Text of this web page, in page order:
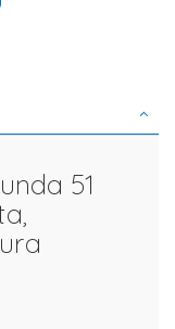
51